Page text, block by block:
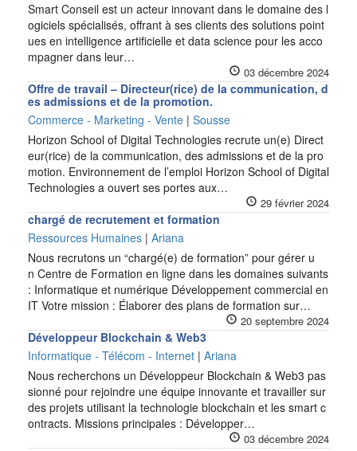
Smart Conseil est un acteur innovant dans le domaine des l
ogiciels spécialisés, offrant à ses clients des solutions point
ues en intelligence artificielle et data science pour les acco
mpagner dans leur…
03 décembre 2024
Offre de travail – Directeur(rice) de la communication, d
es admissions et de la promotion.
Commerce - Marketing - Vente | Sousse
Horizon School of Digital Technologies recrute un(e) Direct
eur(rice) de la communication, des admissions et de la pro
motion. Environnement de l’emploi Horizon School of Digital
Technologies a ouvert ses portes aux…
29 février 2024
chargé de recrutement et formation
Ressources Humaines | Ariana
Nous recrutons un “chargé(e) de formation” pour gérer u
n Centre de Formation en ligne dans les domaines suivants
: Informatique et numérique Développement commercial en
IT Votre mission : Élaborer des plans de formation sur…
20 septembre 2024
Développeur Blockchain & Web3
Informatique - Télécom - Internet | Ariana
Nous recherchons un Développeur Blockchain & Web3 pas
sionné pour rejoindre une équipe innovante et travailler sur
des projets utilisant la technologie blockchain et les smart c
ontracts. Missions principales : Développer…
03 décembre 2024